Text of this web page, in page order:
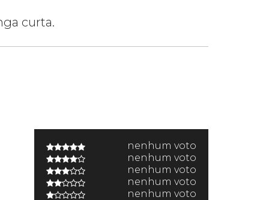
curta.
nenhum voto
nenhum voto
nenhum voto
nenhum voto
nenhum voto